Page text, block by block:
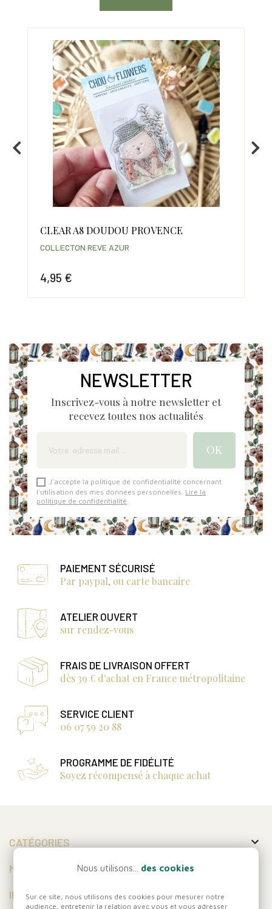
CLEAR A8 DOUDOU PROVENCE
4,95 €
COLLECTON REVE AZUR
NEWSLETTER
Inscrivez-vous à notre newsletter et
recevez toutes nos actualités
J'accepte la politique de confidentialité concernant
l'utilisation des mes données personnelles. Lire la
politique de confidentialité
PAIEMENT SÉCURISÉ
Par paypal, ou carte bancaire
ATELIER OUVERT
sur rendez-vous
FRAIS DE LIVRAISON OFFERT
dès 39 € d'achat en France métropolitaine
SERVICE CLIENT
06 07 59 20 88
PROGRAMME DE FIDÉLITÉ
Soyez récompensé à chaque achat
CATÉGORIES 
MON COMPTE
INFORMATIONS
Nous utilisons... des cookies
Sur ce site, nous utilisons des cookies pour mesurer notre
audience, entretenir la relation avec vous et vous adresser